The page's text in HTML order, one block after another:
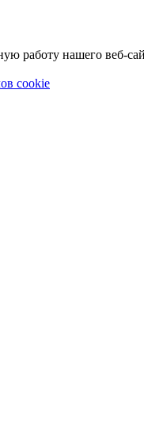
работу нашего веб-
cookie